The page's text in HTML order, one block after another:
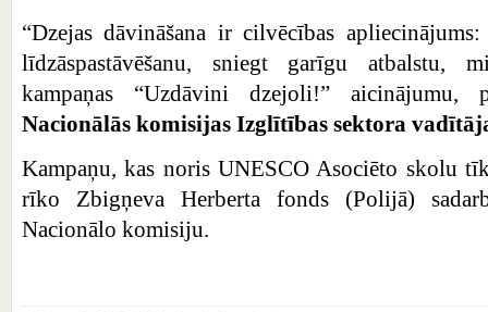
“Dzejas dāvināšana ir cilvēcības
līdzāspastāvēšanu, sniegt garīgu atbalstu,
kampaņas “Uzdāvini dzejoli!”
Nacionālās komisijas Izglītības sektora
Kampaņu, kas noris UNESCO Asociēto skolu
rīko Zbigņeva Herberta fonds (Polijā)
Nacionālo komisiju.